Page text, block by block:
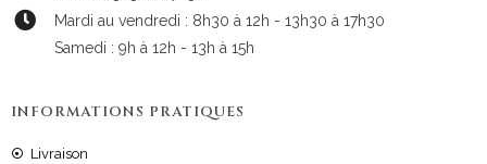
Mardi au vendredi : 8h30 à 12h - 13h30 à 17h30
Samedi : 9h à 12h - 13h à 15h
INFORMATIONS PRATIQUES
Livraison